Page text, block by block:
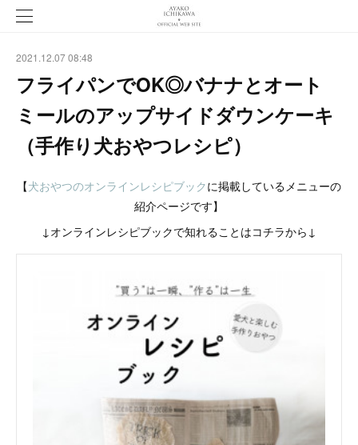
2021.12.07 08:48
フライパンでOK◎バナナとオート
ミールのアップサイドダウンケーキ
（手作り犬おやつレシピ）
【犬おやつのオンラインレシピブックに掲載しているメニューの
紹介ページです】
↓オンラインレシピブックで知れることはコチラから↓